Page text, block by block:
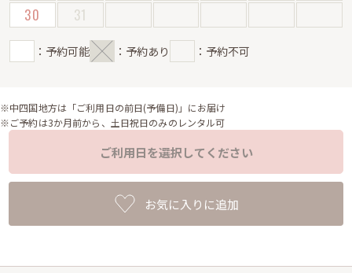
30
31
：予約可能 ：予約あり ：予約不可
※中四国地方は「ご利用日の前日(予備日)」にお届け
※ご予約は3か月前から、土日祝日のみのレンタル可
ご利用日を選択してください
お気に入りに追加